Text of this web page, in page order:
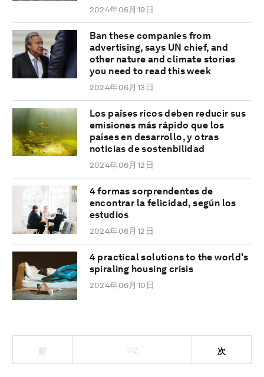
2024年06月19日
Ban these companies from
advertising, says UN chief, and
other nature and climate stories
you need to read this week
2024年06月13日
Los países ricos deben reducir sus
emisiones más rápido que los
países en desarrollo, y otras
noticias de sostenbilidad
2024年06月12日
4 formas sorprendentes de
encontrar la felicidad, según los
estudios
2024年06月12日
4 practical solutions to the world's
spiraling housing crisis
2024年06月10日
前 1/2 次